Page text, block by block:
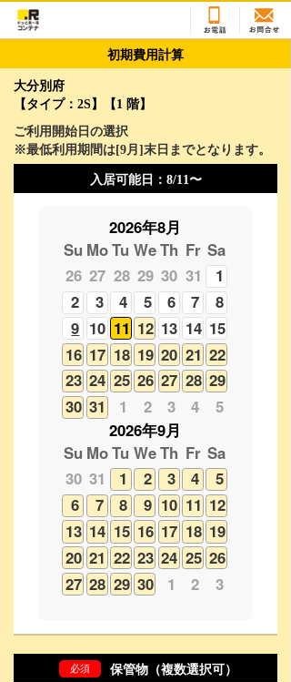
初期費用計算
大分別府
【タイプ：2S】【1 階】
ご利用開始日の選択
※最低利用期間は[9月]末日までとなります。
入居可能日： 8/11〜
2026年8月
29 30 31
2 3 4 5 6 7
9 10 11 12 13 14 15
16 17 18 19 20 21 22
23 24 25 26 27 28 29
30 31 1 2 3 4
5
2026年9月
SuMo Tu WeTh Fr Sa
30 31 1 2 3 4
5
6
7 8 10 11
12
16 17 18 19
20 21 22 23 24 25 26
27 28 29 30 1 2 3
必須 保管物（複数選択可）